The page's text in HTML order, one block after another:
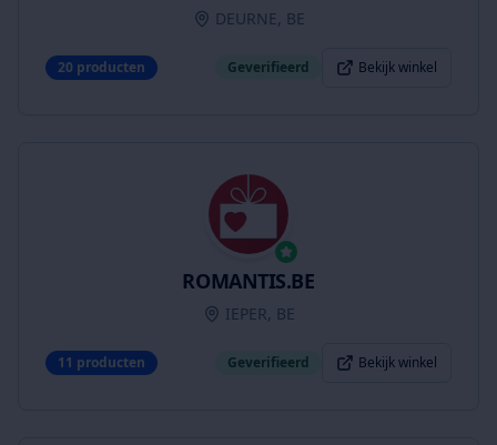
DEURNE, BE
20 producten Geverifieerd Bekijk winkel
ROMANTIS.BE
IEPER, BE
11 producten Geverifieerd Bekijk winkel